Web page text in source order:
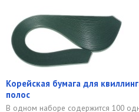
Корейская бумага для
полос
В одном наборе содержится 100